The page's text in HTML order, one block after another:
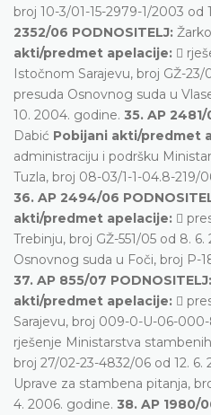
broj 10-3/01-15-2979-1/2003 od
2352/06 PODNOSITELJ:
akti/predmet apelacije: 
Istočnom Sarajevu, broj GŽ-23/
presuda Osnovnog suda u
10. 2004. godine. 35. AP 2481/
Dabić Pobijani akti/predmet
administraciju i podršku
Tuzla, broj 08-03/1-1-04.8-219/
36. AP 2494/06
akti/predmet apelacije: 
Trebinju, broj GŽ-551/05 od 8.
Osnovnog suda u Foči, broj P-
37. AP 855/07 PODNOSITELJ:
akti/predmet apelacije: 
Sarajevu, broj 009-0-U-06-
rješenje Ministarstva
broj 27/02-23-4832/06 od 12. 6.
Uprave za stambena pitanja,
4. 2006. godine. 38. AP 1980/